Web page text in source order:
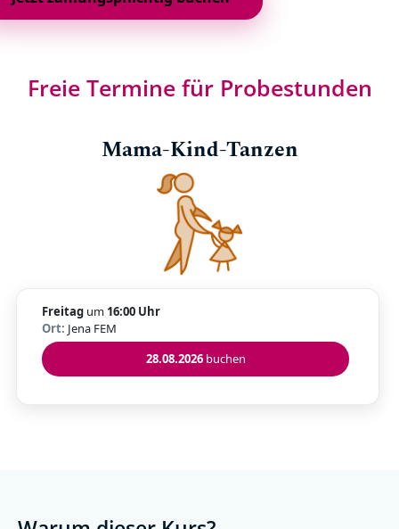
Freie Termine für Probestunden
Mama-Kind-Tanzen
Freitag um 16:00 Uhr
Ort: Jena FEM
28.08.2026buchen